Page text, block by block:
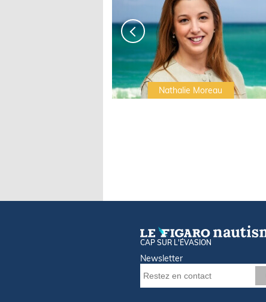
Nathalie Moreau
CAP SUR L'ÉVASION
Newsletter